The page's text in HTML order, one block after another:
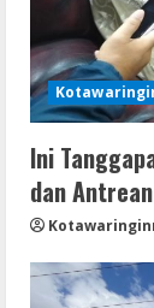
Ini
dan